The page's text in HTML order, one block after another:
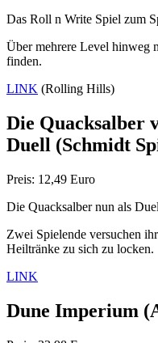
Das Roll n Write Spiel zum
Über mehrere Level hinweg
finden.
LINK (Rolling Hills)
Die Quacksalber
Duell (Schmidt
Preis: 12,49 Euro
Die Quacksalber nun als
Zwei Spielende versuchen
Heiltränke zu sich zu locken.
LINK
Dune Imperium